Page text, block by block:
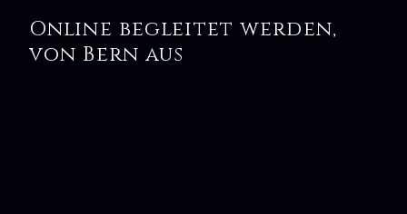
Online begleitet werden,
von Bern aus